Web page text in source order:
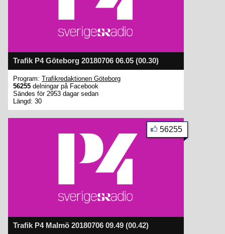
Trafik P4 Göteborg 20180706 06.05 (00.30)
Program: Trafikredaktionen Göteborg
56255 delningar på Facebook
Sändes för 2953 dagar sedan
Längd: 30
Trafik P4 Malmö 20180706 09.49 (00.42)
56255